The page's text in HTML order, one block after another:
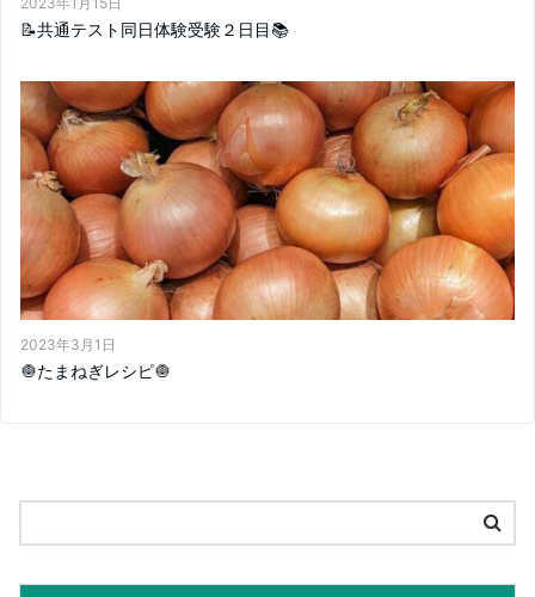
📝共通テスト同日体験受験２日目📚
2023年3月1日
🧅たまねぎレシピ🧅